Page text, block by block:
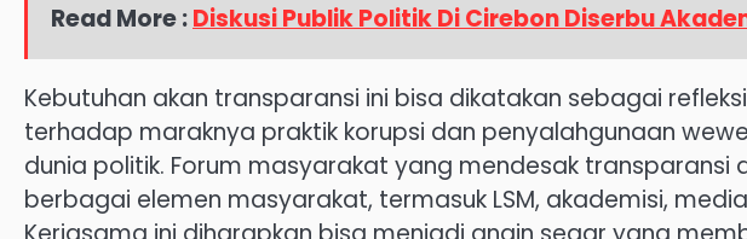
Read More :Diskusi Publik Politik Di Cirebon Diserbu
Kebutuhan akan transparansi ini bisa dikatakan sebagai
terhadap maraknya praktik korupsi dan penyalahgunaan
dunia politik. Forum masyarakat yang mendesak transparansi
berbagai elemen masyarakat, termasuk LSM, akademisi,